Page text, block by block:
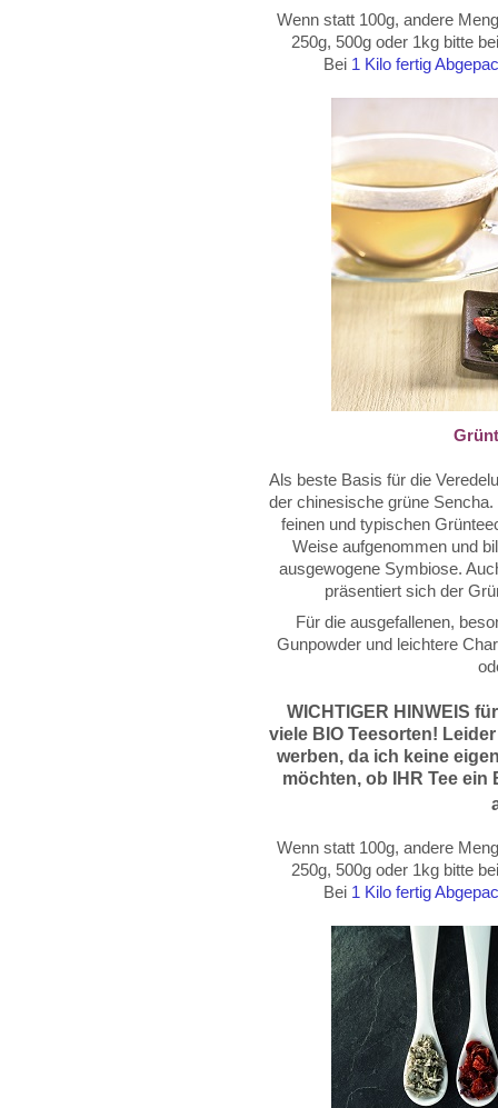
Wenn statt 100g, andere
250g, 500g oder 1kg bitte
Bei 1 Kilo fertig
Als beste Basis für die
der chinesische grüne
feinen und typischen
Weise aufgenommen und
ausgewogene Symbiose.
präsentiert sich der
Für die ausgefallenen,
Gunpowder und leichtere
WICHTIGER HINWEIS
viele BIO Teesorten!
werben, daich keine
möchten, ob IHR Tee ein
Wenn statt 100g, andere
250g, 500g oder 1kg bitte
Bei 1 Kilo fertig